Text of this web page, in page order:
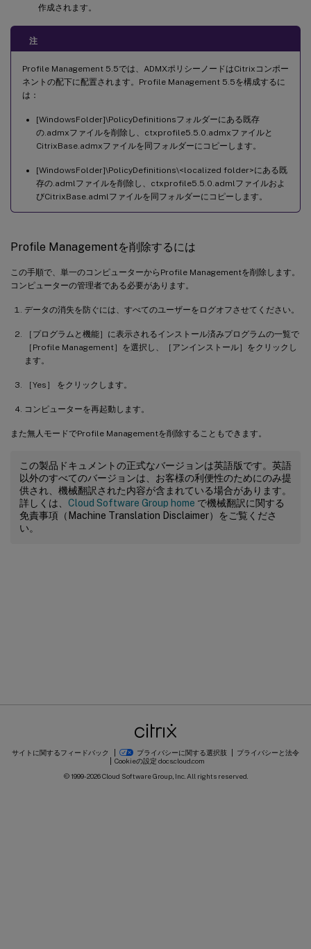
作成されます。
注
Profile Management 5.5では、ADMXポリシーノードはCitrixコンポー
ネントの配下に配置されます。Profile Management 5.5を構成するに
は：
[WindowsFolder]\PolicyDefinitionsフォルダーにある既存
の.admxファイルを削除し、ctxprofile5.5.0.admxファイルと
CitrixBase.admxファイルを同フォルダーにコピーします。
[WindowsFolder]\PolicyDefinitions\<localized folder>にある既
存の.admlファイルを削除し、ctxprofile5.5.0.admlファイルおよ
びCitrixBase.admlファイルを同フォルダーにコピーします。
Profile Managementを削除するには
この手順で、単一のコンピューターからProfile Managementを削除します。
コンピューターの管理者である必要があります。
データの消失を防ぐには、すべてのユーザーをログオフさせてください。
［プログラムと機能］に表示されるインストール済みプログラムの一覧で
［Profile Management］を選択し、［アンインストール］をクリックし
ます。
［Yes］ をクリックします。
コンピューターを再起動します。
また無人モードでProfile Managementを削除することもできます。
この製品ドキュメントの正式なバージョンは英語版です。英語
以外のすべてのバージョンは、お客様の利便性のためにのみ提
供され、機械翻訳された内容が含まれている場合があります。
詳しくは、 Cloud Software Group home で機械翻訳に関する
免責事項（Machine Translation Disclaimer）をご覧くださ
い。
サイトに関するフィードバック プライバシーに関する選択肢
プライバシーと法令
Cookieの設定 docs.cloud.com
© 1999-2026Cloud Software Group, Inc. All rights reserved.